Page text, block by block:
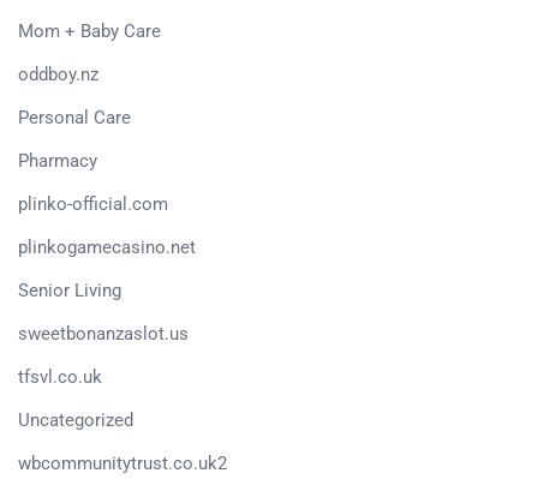
Mom + Baby Care
oddboy.nz
Personal Care
Pharmacy
plinko-official.com
plinkogamecasino.net
Senior Living
sweetbonanzaslot.us
tfsvl.co.uk
Uncategorized
wbcommunitytrust.co.uk2